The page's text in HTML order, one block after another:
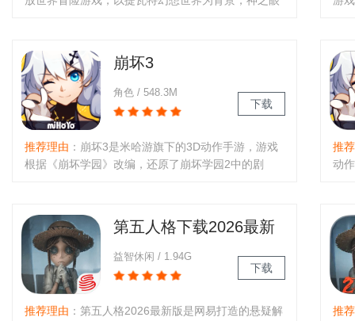
亮点为流畅连击、精美角色、人..
瓦
崩坏3
角色 / 548.3M
下载
推荐理由 ：崩坏3是米哈游旗下的3D动作手游，游戏
根据《崩坏学园》改编，还原了崩坏学园2中的剧
可以下载哦！..
推
动
火
第五人格下载2026最新
版
益智休闲 / 1.94G
下载
推荐理由 ：第五人格2026最新版是网易打造的悬疑解
推